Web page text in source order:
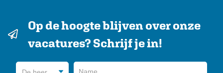
Op de hoogte blijven over onze
vacatures? Schrijf je in!